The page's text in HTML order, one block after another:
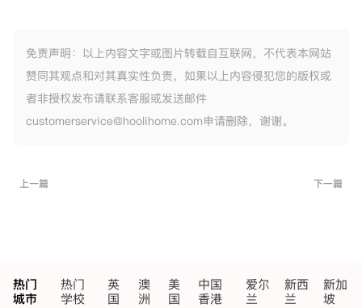
免责声明：以上内容文字或图片转载自互联网，不代表本网站
赞同其观点和对其真实性负责，如果以上内容侵犯您的版权或
者非授权发布请联系客服或发送邮件
customerservice@hoolihome.com申请删除，谢谢。
上一篇 下一篇
热门
城市
热门
学校
英
国
澳
洲
美
国
中国
香港
爱尔
兰
新西
兰
新加
坡